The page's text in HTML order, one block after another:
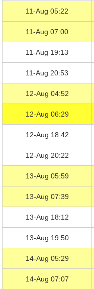
11-Aug 05:22
11-Aug 07:00
11-Aug 19:13
11-Aug 20:53
12-Aug 04:52
12-Aug 06:29
12-Aug 18:42
12-Aug 20:22
13-Aug 05:59
13-Aug 07:39
13-Aug 18:12
13-Aug 19:50
14-Aug 05:29
14-Aug 07:07